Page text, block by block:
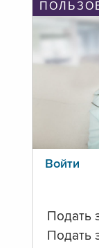
Войти
Подать
Подать